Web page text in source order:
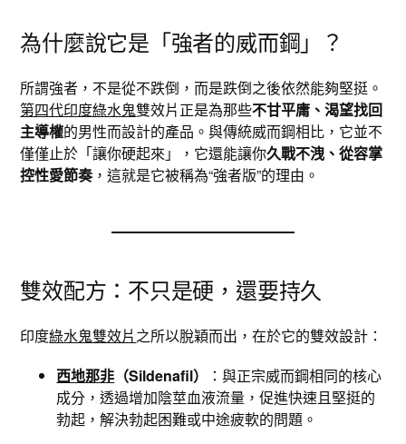
為什麼說它是「強者的威而鋼」？
所謂強者，不是從不跌倒，而是跌倒之後依然能夠堅挺。
第四代印度綠水鬼雙效片正是為那些不甘平庸、渴望找回
主導權的男性而設計的產品。與傳統威而鋼相比，它並不
僅僅止於「讓你硬起來」，它還能讓你久戰不洩、從容掌
控性愛節奏，這就是它被稱為“強者版”的理由。
雙效配方：不只是硬，還要持久
印度綠水鬼雙效片之所以脫穎而出，在於它的雙效設計：
西地那非 （Sildenafil）
：與正宗威而鋼相同的核心
成分，透過增加陰莖血液流量，促進快速且堅挺的
勃起，解決勃起困難或中途疲軟的問題。